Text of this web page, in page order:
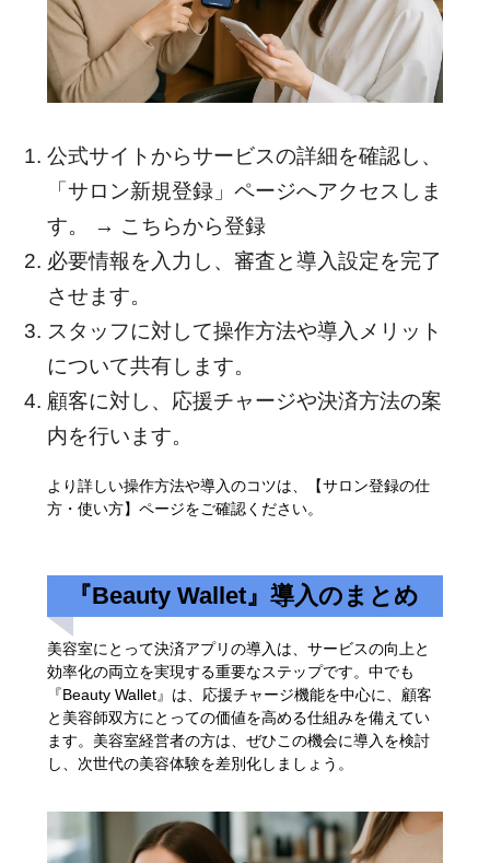
公式サイトからサービスの詳細を確認し、
「サロン新規登録」ページへアクセスしま
す。 → こちらから登録
必要情報を入力し、審査と導入設定を完了
させます。
スタッフに対して操作方法や導入メリット
について共有します。
顧客に対し、応援チャージや決済方法の案
内を行います。
より詳しい操作方法や導入のコツは、【サロン登録の仕
方・使い方】ページをご確認ください。
『Beauty Wallet』導入のまとめ
美容室にとって決済アプリの導入は、サービスの向上と
効率化の両立を実現する重要なステップです。中でも
『Beauty Wallet』は、応援チャージ機能を中心に、顧客
と美容師双方にとっての価値を高める仕組みを備えてい
ます。美容室経営者の方は、ぜひこの機会に導入を検討
し、次世代の美容体験を差別化しましょう。